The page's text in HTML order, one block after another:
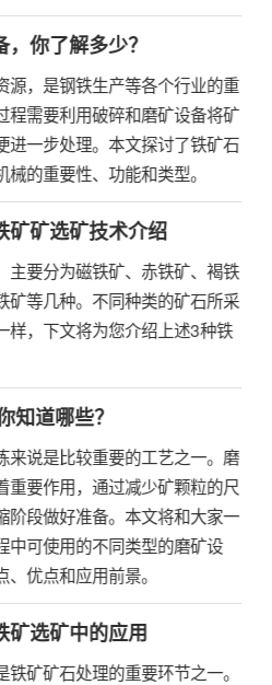
你了解多少？
源，是钢铁生产等各个行业的重
程需要利用破碎和磨矿设备将矿
进一步处理。本文探讨了铁矿石
的重要性、功能和类型。
矿矿选矿技术介绍
主要分为磁铁矿、赤铁矿、褐铁
矿等几种。不同种类的矿石所采
样，下文将为您介绍上述3种铁
知道哪些？
来说是比较重要的工艺之一。磨
重要作用，通过减少矿颗粒的尺
阶段做好准备。本文将和大家一
中可使用的不同类型的磨矿设
优点和应用前景。
矿选矿中的应用
矿矿石处理的重要环节之一。